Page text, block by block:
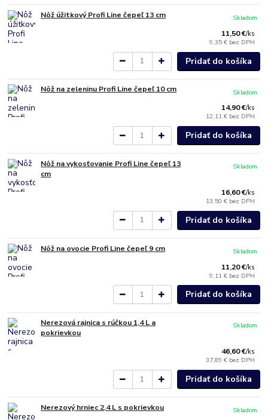
Nôž úžitkový Profi Line čepeľ 13 cm
11,50 €/ks
9,35 € bez DPH
Skladom
Pridať do košíka
Nôž na zeleninu Profi Line čepeľ 10 cm
14,90 €/ks
12,11 € bez DPH
Skladom
Pridať do košíka
Nôž na vykosťovanie Profi Line čepeľ 13
cm
16,60 €/ks
13,50 € bez DPH
Skladom
Pridať do košíka
Nôž na ovocie Profi Line čepeľ 9 cm
11,20 €/ks
9,11 € bez DPH
Skladom
Pridať do košíka
Nerezová rajnica s rúčkou 1,4 L a
pokrievkou
46,60 €/ks
37,89 € bez DPH
Skladom
Pridať do košíka
Nerezový hrniec 2,4 L s pokrievkou
Skladom